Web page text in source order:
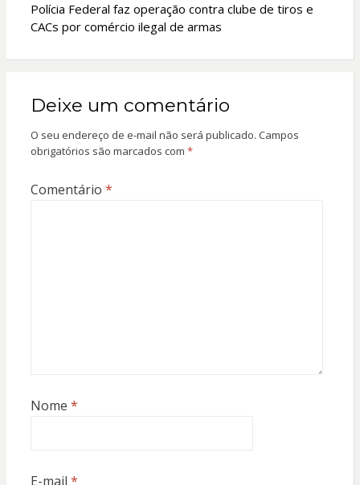
Polícia Federal faz operação contra clube de tiros e
CACs por comércio ilegal de armas
Deixe um comentário
O seu endereço de e-mail não será publicado. Campos
obrigatórios são marcados com *
Comentário *
Nome *
E-mail *